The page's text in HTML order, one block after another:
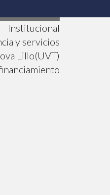
Institucional
y servicios
Lillo(UVT)